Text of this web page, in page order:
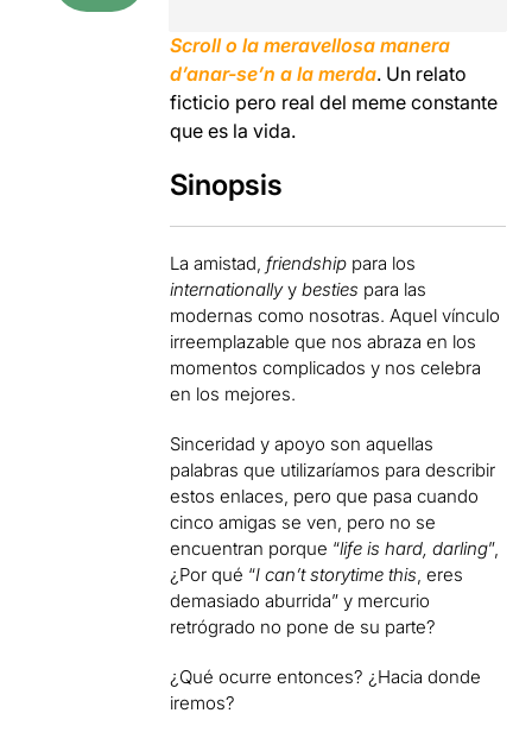
Scroll o la meravellosa manera
d’anar-se’n a la merda. Un relato
ficticio pero real del meme constante
que es la vida.
Sinopsis
La amistad,friendship para los
internationallyybesties para las
modernas como nosotras. Aquel vínculo
irreemplazable que nos abraza en los
momentos complicados y nos celebra
en los mejores.
Sinceridad y apoyo son aquellas
palabras que utilizaríamos para describir
estos enlaces, pero que pasa cuando
cinco amigas se ven, pero no se
encuentran porque “life is hard, darling”,
¿Por qué “I can’t storytime this, eres
demasiado aburrida” y mercurio
retrógrado no pone de su parte?
¿Qué ocurre entonces? ¿Hacia donde
iremos?